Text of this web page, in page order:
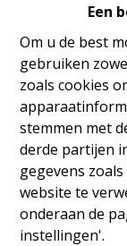
Een
Om u de best
gebruiken
zoals cookies
stemmen met
derde partijen
gegevens
website te
onderaan de
instellingen'.